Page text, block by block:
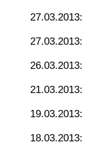
27.03.2013:
27.03.2013:
26.03.2013:
21.03.2013:
19.03.2013:
18.03.2013: